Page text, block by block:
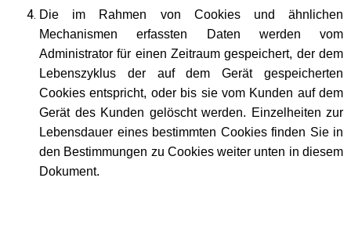
Die im Rahmen von Cookies und ähnlichen
Mechanismen erfassten Daten werden vom
Administrator für einen Zeitraum gespeichert, der dem
Lebenszyklus der auf dem Gerät gespeicherten
Cookies entspricht, oder bis sie vom Kunden auf dem
Gerät des Kunden gelöscht werden. Einzelheiten zur
Lebensdauer eines bestimmten Cookies finden Sie in
den Bestimmungen zu Cookies weiter unten in diesem
Dokument.